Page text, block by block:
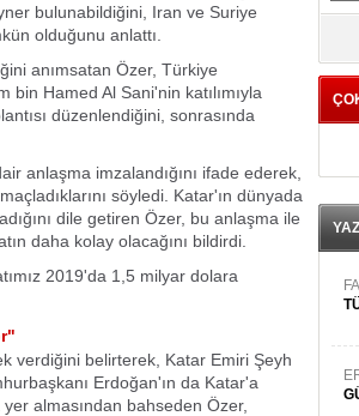
bulunabildiğini, Iran ve Suriye
olduğunu anlattı.
anımsatan Özer, Türkiye
Hamed Al Sani'nin katılımıyla
düzenlendiğini, sonrasında
anlaşma imzalandığını ifade ederek,
söyledi. Katar'ın dünyada
dile getiren Özer, bu anlaşma ile
daha kolay olacağını bildirdi.
2019'da 1,5 milyar dolara
verdiğini belirterek, Katar Emiri Şeyh
Erdoğan'ın da Katar'a
almasından bahseden Özer,